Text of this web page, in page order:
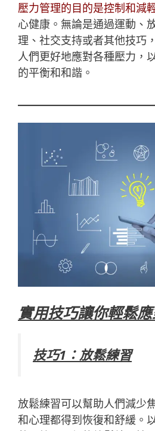
壓力管理的目的是控制和減
心健康。無論是通過運動、
理、社交支持或者其他技巧
人們更好地應對各種壓力，
的平衡和和諧。
實用技巧讓你輕鬆
技巧1：放鬆練習
放鬆練習可以幫助人們減少
和心理都得到恢復和舒緩。